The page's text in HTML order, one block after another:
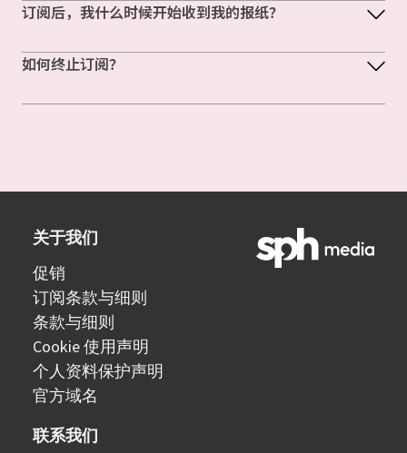
订阅后，我什么时候开始收到我的报纸？
如何终止订阅？
关于我们
促销
订阅条款与细则
条款与细则
Cookie 使用声明
个人资料保护声明
官方域名
联系我们